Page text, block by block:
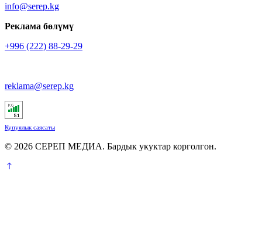
info@serep.kg
Реклама бөлүмү
+996 (222) 88-29-29
reklama@serep.kg
Купуялык саясаты
© 2026 СЕРЕП МЕДИА. Бардык укуктар корголгон.